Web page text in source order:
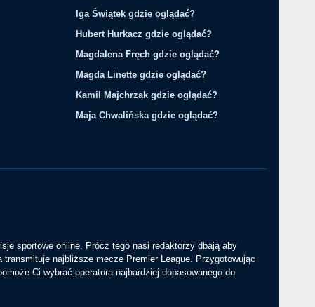
Iga Świątek gdzie oglądać?
Hubert Hurkacz gdzie oglądać?
Magdalena Fręch gdzie oglądać?
Magda Linette gdzie oglądać?
Kamil Majchrzak gdzie oglądać?
Maja Chwalińska gdzie oglądać?
sportowe online. Prócz tego nasi redaktorzy dbają aby
najbliższe mecze Premier League. Przygotowując
Ci wybrać operatora najbardziej dopasowanego do